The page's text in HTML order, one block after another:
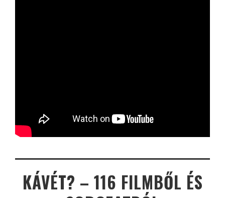
KÁVÉT? – 116 FILMBŐL ÉS